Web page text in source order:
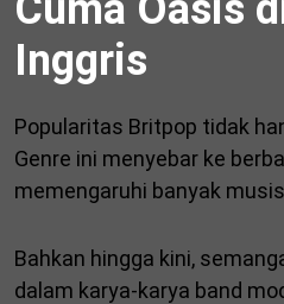
Inggris
Popularitas Britpop tidak
Genre ini menyebar ke
memengaruhi banyak
Bahkan hingga kini,
dalam karya-karya band